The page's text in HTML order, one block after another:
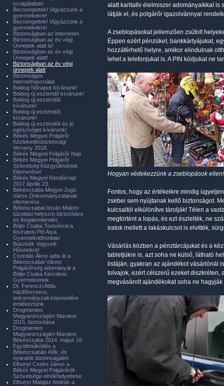
alatt karitatív élelmiszer adományaikkal is
látják el, és polgárőr igazolvánnyal
A zseblopásokat jellemzően zsúfolt
Éppen ezért pénzüket, bankkártyájukat,
hozzáférhető helyre, amikor elindulnak
lehet a telefonjukat is. A PIN kódjukat ne
Hogyan védekezzünk a zseblopások ellen!
Fontos, hogy az értékeikre mindig
zsebei sem nyújtanak kellő biztonságot.
kulcsaitól elkülönítve tárolják! Télen a
megtörtént a lopás, és ezt észlelték, ne
iratok mellett a lakáskulcsot is elvitték,
Vásárlás közben a pénztárcájukat és a
tabletjükre is, azt soha ne külső, látható
listáján, gyakran az ajándékot vásárlónál
tolvajok, ezért célszerű ezeket diszkréten,
megvásárolt ajándékokat soha ne
szolgálatban
Becsengettek! Vigyázzunk a
gyermekekre!
Becsöngettek! Vigyázzunk a
gyermekekre!
Biztonságban az interneten
Biztonságban az év végi
Ünnepek alatt is!
Biztonságban az év végi
Ünnepek alatt!
Biztonságban az év végi
ünnepek alatt
Biztonságos
internethasználat
Boldog Nőnapot Kívánunk!
Boldog új esztendő kívánunk!
Boldog új esztendőt
kívánunk!
Boldog új esztendőt
kívánunk!
Boldog új esztendőt és jó
egészséget kívánunk!
Békés Megyei Polgárőr
Közlekedésbiztonsági
Verseny 2018.
Békés Megyei Polgárőr Nap
Békés Megyei Polgárőr
Szövetség Közgyűlésének
Elismerése!
Békés Megyei Rendőrnap
2017.április 23.
Békéscsaba Megyei Jogú
Város Önkormányzatának
elismerése.
Békéscsabai István Malom
tűzoltási helyszín biztosítása
és forgalomterelés.
Böjte Csaba Testvérrel a
Kisíratosi Pió Atya
Gyermekotthonban
Büszkék Vagyunk
Hőseinkre!
Csordás Ákos adta át a
Békéscsabai Városi
Polgárőrség adományát a
Böjte Csaba Kisíratosi
Gyermekeinek.
Dr. Ferenczi Attila
házifőorvosra,
önkormányzati képviselőre
emlékeztünk
Drogmentes
Magyarországért Maraton
2015. biztosítása
Drogmentes
Magyarországért Maraton
Békéscsaba 2014. május 16.
Együttműködés a
Békéscsabán élők, és
nyaralók biztonságáért
Elhunyt Cseke János a
Békés Megyei Polgárőrök
Szövetsége elnökhelyettese
Elhunyt Matajsz András a